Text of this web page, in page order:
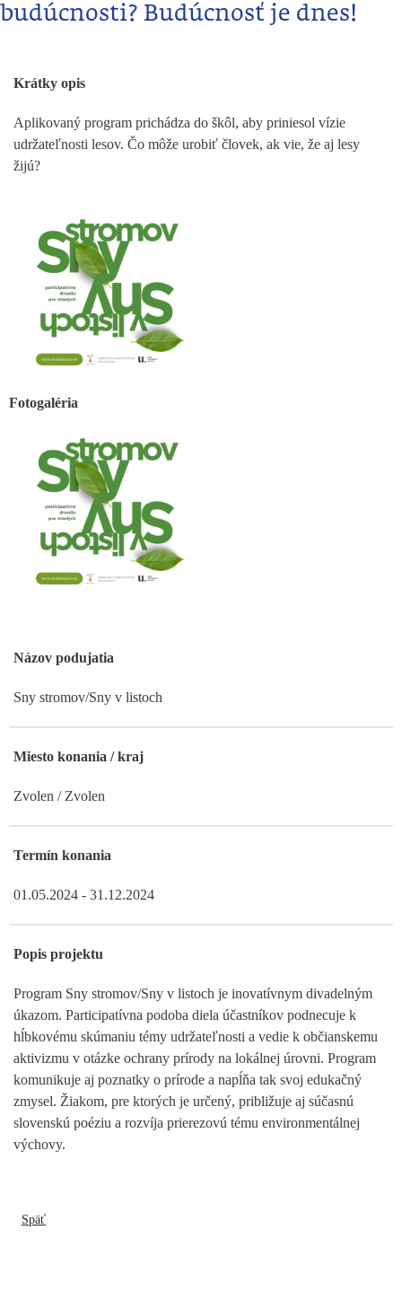
budúcnosti? Budúcnosť je dnes!
Krátky opis
Aplikovaný program prichádza do škôl, aby priniesol vízie
udržateľnosti lesov. Čo môže urobiť človek, ak vie, že aj lesy
žijú?
Fotogaléria
Názov podujatia
Sny stromov/Sny v listoch
Miesto konania / kraj
Zvolen / Zvolen
Termín konania
01.05.2024 - 31.12.2024
Popis projektu
Program Sny stromov/Sny v listoch je inovatívnym divadelným
úkazom. Participatívna podoba diela účastníkov podnecuje k
hĺbkovému skúmaniu témy udržateľnosti a vedie k občianskemu
aktivizmu v otázke ochrany prírody na lokálnej úrovni. Program
komunikuje aj poznatky o prírode a napĺňa tak svoj edukačný
zmysel. Žiakom, pre ktorých je určený, približuje aj súčasnú
slovenskú poéziu a rozvíja prierezovú tému environmentálnej
výchovy.
Späť